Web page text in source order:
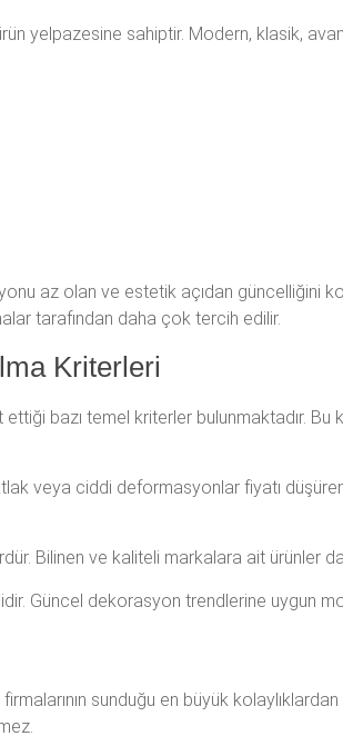
yelpazesine sahiptir. Modern, klasik,
az olan ve estetik açıdan güncelliğini
tarafından daha çok tercih edilir.
Kriterleri
ettiği bazı temel kriterler bulunmaktadır.
veya ciddi deformasyonlar fiyatı
Bilinen ve kaliteli markalara ait ürünler
Güncel dekorasyon trendlerine uygun
sunduğu en büyük